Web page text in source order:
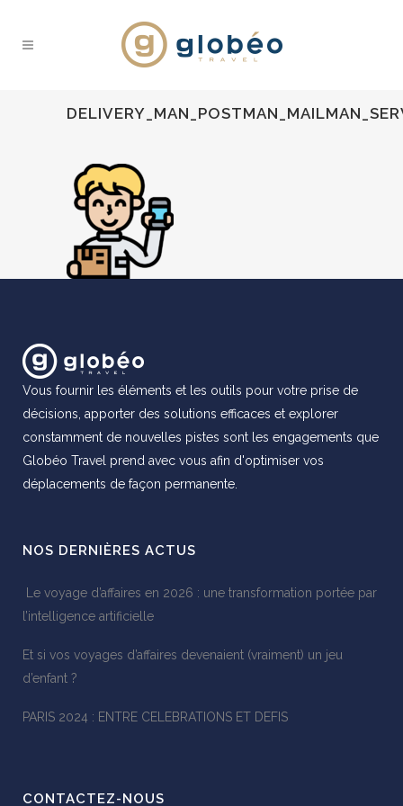
Vous fournir les éléments et les outils pour votre prise de
décisions, apporter des solutions efficaces et explorer
constamment de nouvelles pistes sont les engagements que
Globéo Travel prend avec vous afin d'optimiser vos
déplacements de façon permanente.
NOS DERNIÈRES ACTUS
Le voyage d’affaires en 2026 : une transformation portée par
l’intelligence artificielle
Et si vos voyages d’affaires devenaient (vraiment) un jeu
d’enfant ?
PARIS 2024 : ENTRE CELEBRATIONS ET DEFIS
CONTACTEZ-NOUS